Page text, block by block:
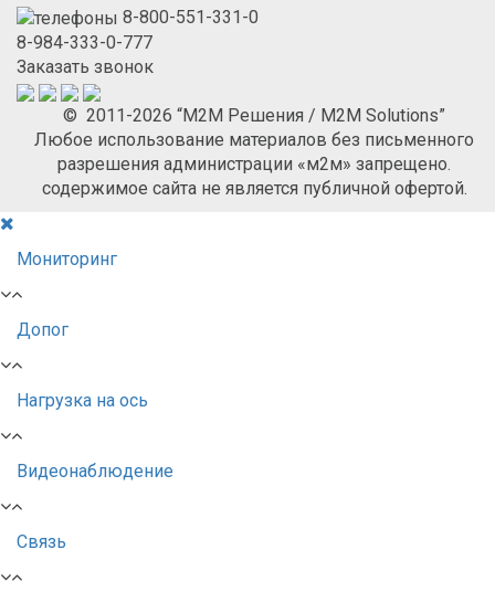
8-800-551-331-0
8-984-333-0-777
Заказать звонок
© 2011-2026 “М2М Решения / M2M Solutions”
Любое использование материалов без письменного
разрешения администрации «м2м» запрещено.
содержимое сайта не является публичной офертой.
Мониторинг
Допог
Нагрузка на ось
Видеонаблюдение
Связь